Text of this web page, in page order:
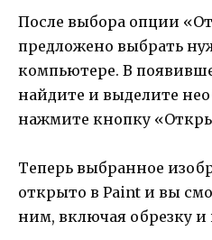
После выбора опции
предложено выбрать
компьютере. В
найдите и выделите
нажмите кнопку
Теперь выбранное
открыто в Paint и вы
ним, включая обрезку и